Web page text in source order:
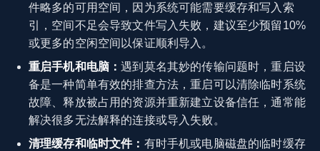
件略多的可用空间，因为系统可能需要缓存和写入索
引，空间不足会导致文件写入失败，建议至少预留10%
或更多的空闲空间以保证顺利导入。
重启手机和电脑：遇到莫名其妙的传输问题时，重启设
备是一种简单有效的排查方法，重启可以清除临时系统
故障、释放被占用的资源并重新建立设备信任，通常能
解决很多无法解释的连接或导入失败。
清理缓存和临时文件： 有时手机或电脑磁盘的临时缓存